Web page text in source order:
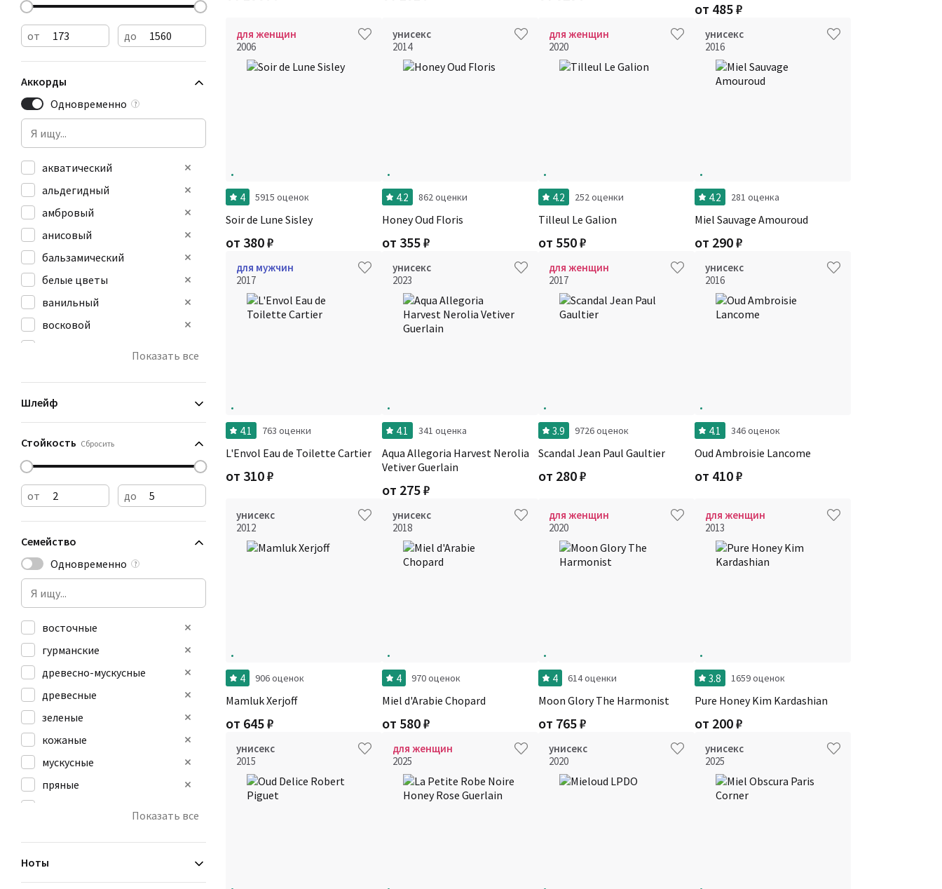
от до
Аккорды
Одновременно
?
акватический
альдегидный
амбровый
анисовый
бальзамический
белые цветы
ванильный
восковой
Показать все
Шлейф
Стойкость Сбросить
от до
Семейство
Одновременно
?
восточные
гурманские
древесно-мускусные
древесные
зеленые
кожаные
мускусные
пряные
Показать все
Ноты
от 485₽
для женщин
2006
4 5915 оценок
Soir de Lune Sisley
от 380₽
унисекс
2014
4.2 862 оценки
Honey Oud Floris
от 355₽
для женщин
2020
4.2 252 оценки
Tilleul Le Galion
от 550₽
унисекс
2016
4.2 281 оценка
Miel Sauvage Amouroud
от 290₽
для мужчин
2017
4.1 763 оценки
L'Envol Eau de Toilette Cartier
от 310₽
унисекс
2023
4.1 341 оценка
Aqua Allegoria Harvest Nerolia
Vetiver Guerlain
от 275₽
для женщин
2017
3.9 9726 оценок
Scandal Jean Paul Gaultier
от 280₽
унисекс
2016
4.1 346 оценок
Oud Ambroisie Lancome
от 410₽
унисекс
2012
4 906 оценок
Mamluk Xerjoff
от 645₽
унисекс
2018
4 970 оценок
Miel d'Arabie Chopard
от 580₽
для женщин
2020
4 614 оценки
Moon Glory The Harmonist
от 765₽
для женщин
2013
3.8 1659 оценок
Pure Honey Kim Kardashian
от 200₽
унисекс
2015
для женщин
2025
унисекс
2020
унисекс
2025